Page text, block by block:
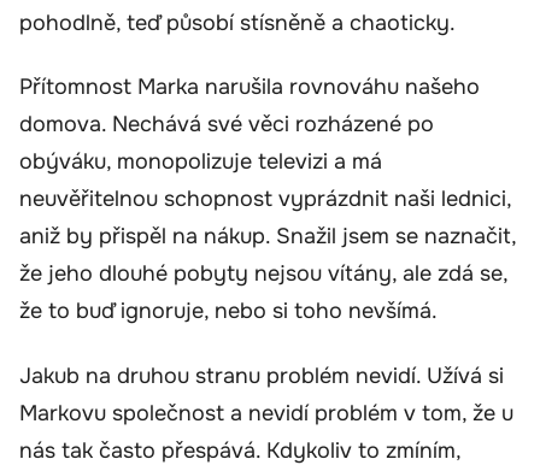
pohodlně, teď působí stísněně a chaoticky.
Přítomnost Marka narušila rovnováhu našeho
domova. Nechává své věci rozházené po
obýváku, monopolizuje televizi a má
neuvěřitelnou schopnost vyprázdnit naši lednici,
aniž by přispěl na nákup. Snažil jsem se naznačit,
že jeho dlouhé pobyty nejsou vítány, ale zdá se,
že to buď ignoruje, nebo si toho nevšímá.
Jakub na druhou stranu problém nevidí. Užívá si
Markovu společnost a nevidí problém v tom, že u
nás tak často přespává. Kdykoliv to zmíním,